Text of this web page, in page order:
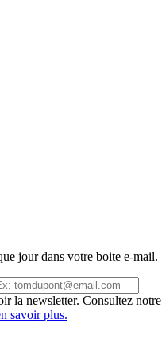
jour dans votre boite e-mail.
la newsletter. Consultez notre
savoir plus.